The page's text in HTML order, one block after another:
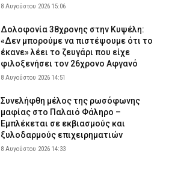
8 Αυγούστου 2026 15:06
Δολοφονία 38χρονης στην Κυψέλη:
«Δεν μπορούμε να πιστέψουμε ότι το
έκανε» λέει το ζευγάρι που είχε
φιλοξενήσει τον 26χρονο Αφγανό
8 Αυγούστου 2026 14:51
Συνελήφθη μέλος της ρωσόφωνης
μαφίας στο Παλαιό Φάληρο –
Εμπλέκεται σε εκβιασμούς και
ξυλοδαρμούς επιχειρηματιών
8 Αυγούστου 2026 14:33